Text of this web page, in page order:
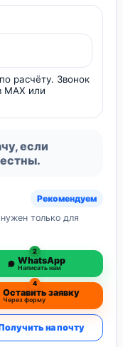
расчёту. Звонок
MAX или
если
Рекомендуем
только для
2
WhatsApp
Написать нам
4
Оставить заявку
Через форму
на почту